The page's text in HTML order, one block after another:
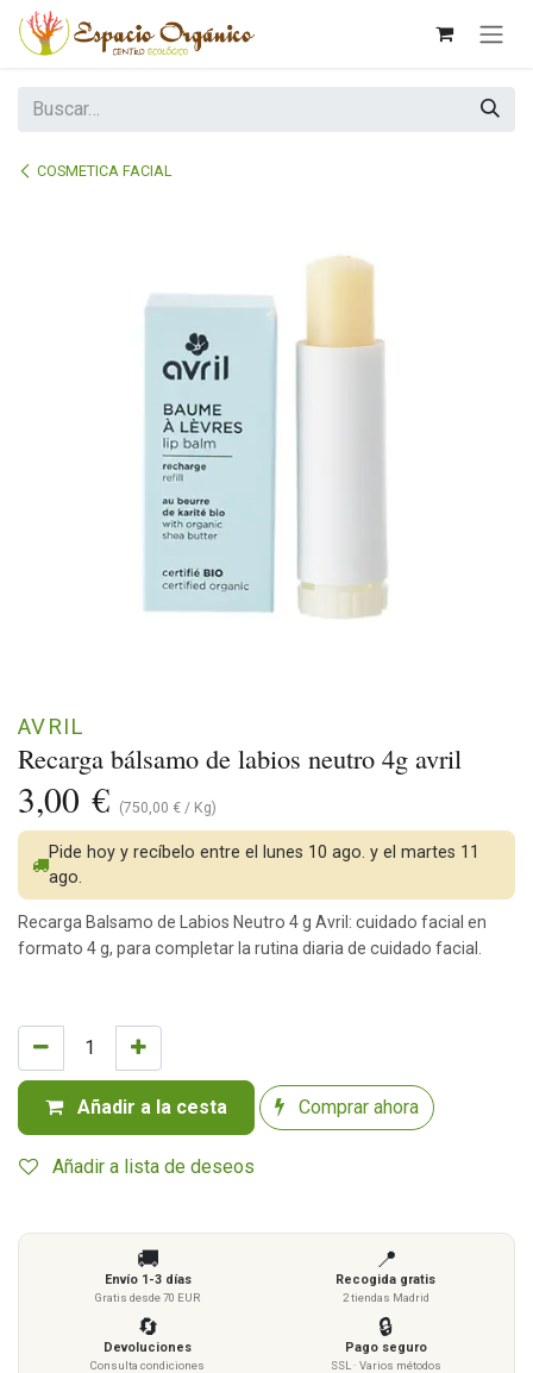
Ir al contenido
COSMETICA FACIAL
Recarga bálsamo de labios neutro 4g avril
AVRIL
3,00 € (750,00 € / Kg)
Añadir a la cesta Comprar ahora
Añadir a lista de deseos
Pide hoy y recíbelo entre el lunes 10 ago. y el martes 11
ago.
Recarga Balsamo de Labios Neutro 4 g Avril: cuidado facial en
formato 4 g, para completar la rutina diaria de cuidado facial.
🚚
Envío 1-3 días
Gratis desde 70 EUR
📍
Recogida gratis
2 tiendas Madrid
🔄
Devoluciones
Consulta condiciones
🔒
Pago seguro
SSL · Varios métodos